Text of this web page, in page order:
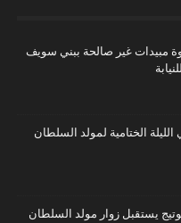
تضبط 880 عبوة مبيدات غير صالحة ببني سويف
الختامية لمولد السلطان
يستقبل زوار مولد السلطان